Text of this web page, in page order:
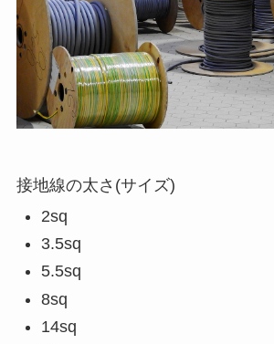
接地線の太さ(サイズ)
2sq
3.5sq
5.5sq
8sq
14sq